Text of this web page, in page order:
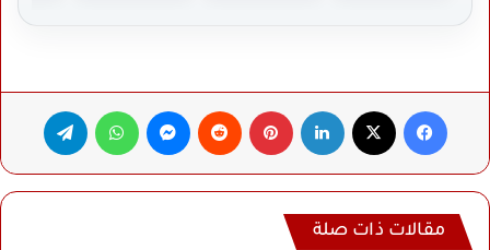
فيسبوك لينكدإن بينتيريست ماسنجر واتساب
مقالات ذات صلة